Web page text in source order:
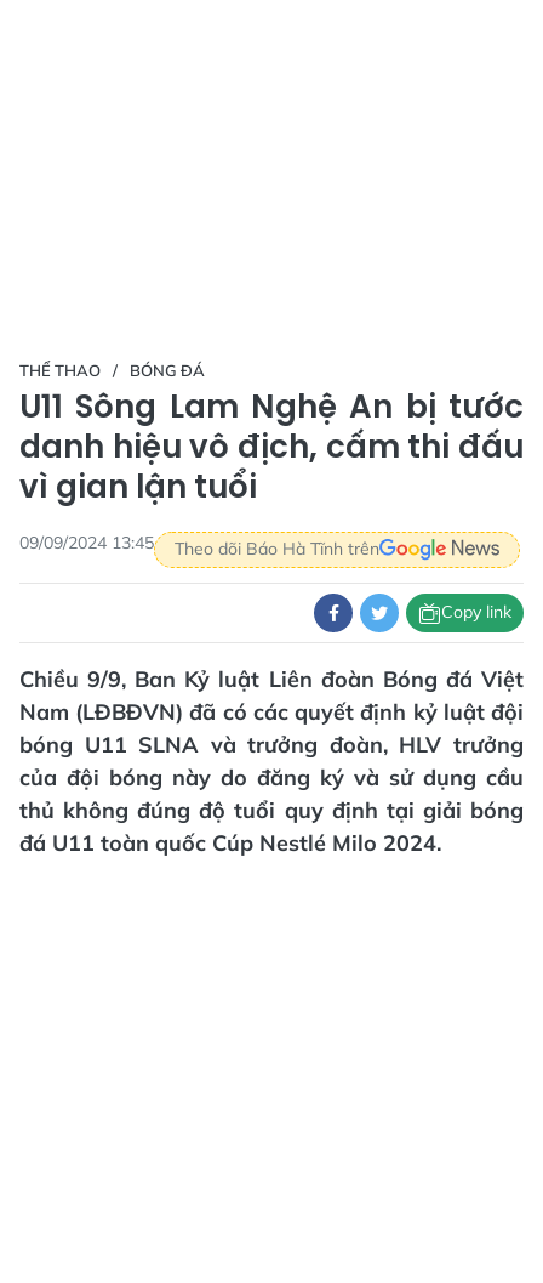
THỂ THAO BÓNG ĐÁ
U11 Sông Lam Nghệ An bị tước
danh hiệu vô địch, cấm thi đấu
vì gian lận tuổi
09/09/2024 13:45 Theo dõi Báo Hà Tĩnh trên
Copy link
Chiều 9/9, Ban Kỷ luật Liên đoàn Bóng đá Việt
Nam (LĐBĐVN) đã có các quyết định kỷ luật đội
bóng U11 SLNA và trưởng đoàn, HLV trưởng
của đội bóng này do đăng ký và sử dụng cầu
thủ không đúng độ tuổi quy định tại giải bóng
đá U11 toàn quốc Cúp Nestlé Milo 2024.